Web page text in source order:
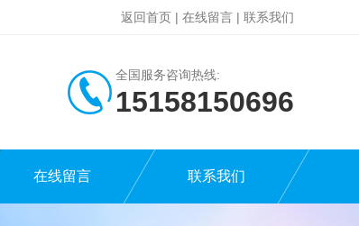
返回首页 | 在线留言 | 联系我们
全国服务咨询热线:
15158150696
在线留言 联系我们